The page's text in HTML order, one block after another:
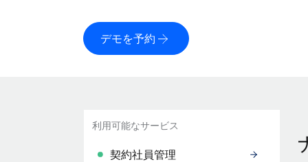
デモを予約
利用可能なサービス
契約社員管理